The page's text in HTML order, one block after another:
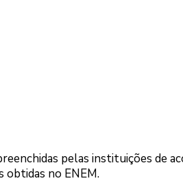
pelas instituições de
obtidas no ENEM.